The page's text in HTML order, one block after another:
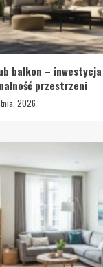
balkon –
przestrzeni
2026